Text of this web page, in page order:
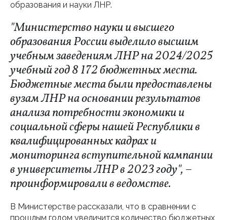
образования и науки ЛНР.
"Министерство науки и высшего
образования России выделило высшим
учебным заведениям ЛНР на 2024/2025
учебный год 8 172 бюджетных места.
Бюджетные места были предоставлены
вузам ЛНР на основании результатов
анализа потребности экономики и
социальной сферы нашей Республики в
квалифицированных кадрах и
мониторинга вступительной кампании
в университеты ЛНР в 2023 году", –
проинформировали в ведомстве.
В Министерстве рассказали, что в сравнении с
прошлым годом увеличится количество бюджетных